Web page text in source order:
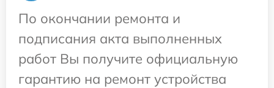
По окончании ремонта и
подписания акта выполненных
работ Вы получите официальную
гарантию на ремонт устройства